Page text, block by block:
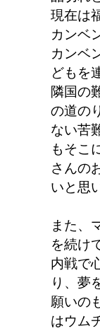
現在は
カンベ
カンベ
どもを
隣国の
の道の
ない苦
もそこ
さんの
いと思
また、
を続け
内戦で
り、夢
願いの
はウム